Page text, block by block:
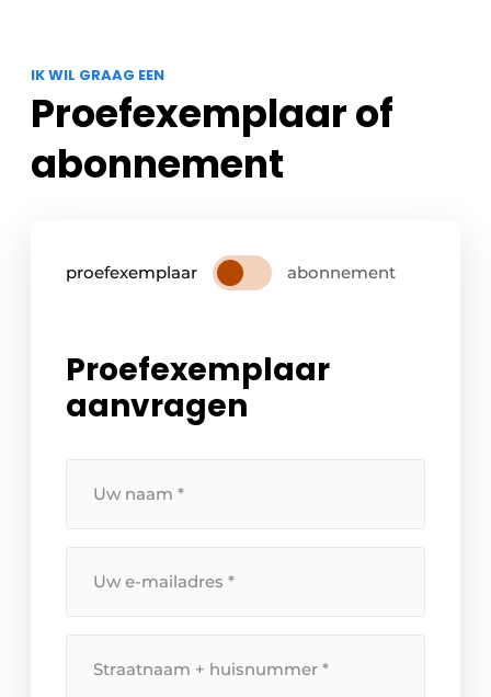
IK WIL GRAAG EEN
Proefexemplaar of
abonnement
proefexemplaar abonnement
Proefexemplaar
aanvragen
naam*
mailadres*